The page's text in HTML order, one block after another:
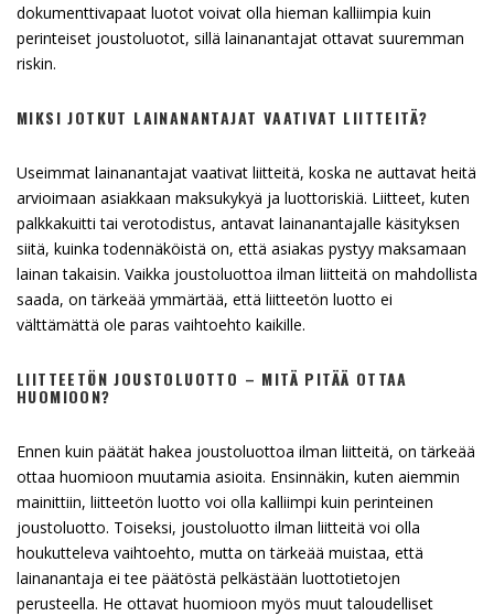
dokumenttivapaat luotot voivat olla hieman kalliimpia kuin
perinteiset joustoluotot, sillä lainanantajat ottavat suuremman
riskin.
MIKSI JOTKUT LAINANANTAJAT VAATIVAT LIITTEITÄ?
Useimmat lainanantajat vaativat liitteitä, koska ne auttavat heitä
arvioimaan asiakkaan maksukykyä ja luottoriskiä. Liitteet, kuten
palkkakuitti tai verotodistus, antavat lainanantajalle käsityksen
siitä, kuinka todennäköistä on, että asiakas pystyy maksamaan
lainan takaisin. Vaikka joustoluottoa ilman liitteitä on mahdollista
saada, on tärkeää ymmärtää, että liitteetön luotto ei
välttämättä ole paras vaihtoehto kaikille.
LIITTEETÖN JOUSTOLUOTTO – MITÄ PITÄÄ OTTAA
HUOMIOON?
Ennen kuin päätät hakea joustoluottoa ilman liitteitä, on tärkeää
ottaa huomioon muutamia asioita. Ensinnäkin, kuten aiemmin
mainittiin, liitteetön luotto voi olla kalliimpi kuin perinteinen
joustoluotto. Toiseksi, joustoluotto ilman liitteitä voi olla
houkutteleva vaihtoehto, mutta on tärkeää muistaa, että
lainanantaja ei tee päätöstä pelkästään luottotietojen
perusteella. He ottavat huomioon myös muut taloudelliset